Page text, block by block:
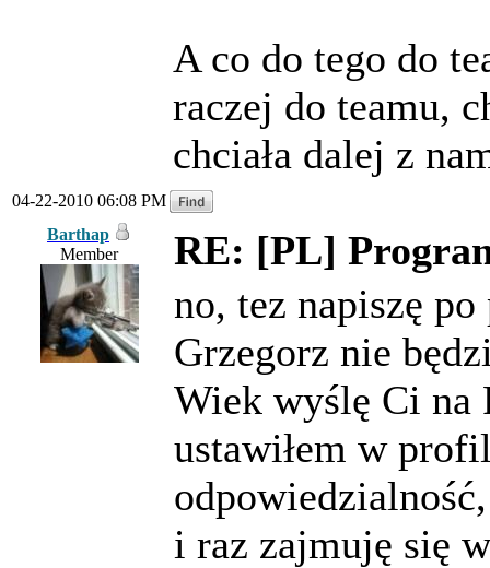
A co do tego do
raczej do teamu,
chciała dalej z
04-22-2010 06:08 PM
Barthap
Member
RE: [PL]
no, tez napiszę
Grzegorz nie
Wiek wyślę Ci na
ustawiłem w
i raz zajmuję się